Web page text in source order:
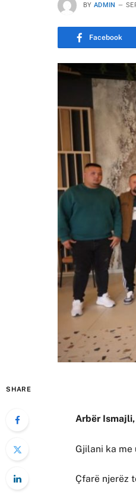
BY ADMIN
Facebook
SHARE
Arbër
Gjilani ka me
Çfarë njerëz